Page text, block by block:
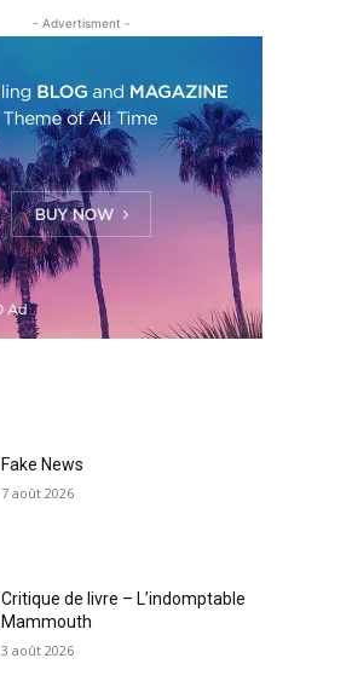
- Advertisment -
Fake News
7 août 2026
Critique de livre – L’indomptable
Mammouth
3 août 2026